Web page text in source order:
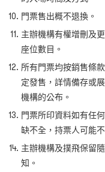
門票售出概不退換。
主辦機構有權增刪及
座位數目。
所有門票均按銷售條
定發售，詳情備存或
機構的公布。
門票所印資料如有任
缺不全，持票人可能
主辦機構及撲飛保留
知。